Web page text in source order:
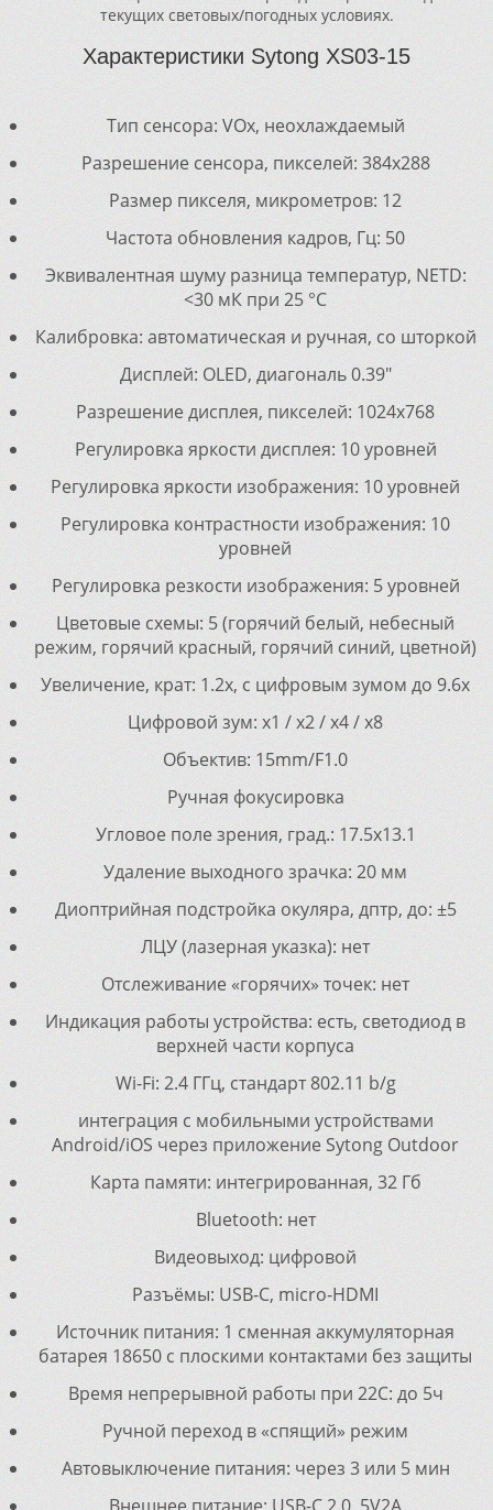
текущих световых/погодных условиях.
Характеристики Sytong XS03-15
Тип сенсора: VOx, неохлаждаемый
Разрешение сенсора, пикселей: 384x288
Размер пикселя, микрометров: 12
Частота обновления кадров, Гц: 50
Эквивалентная шуму разница температур, NETD:
<30 мК при 25 °C
Калибровка: автоматическая и ручная, со шторкой
Дисплей: OLED, диагональ 0.39"
Разрешение дисплея, пикселей: 1024x768
Регулировка яркости дисплея: 10 уровней
Регулировка яркости изображения: 10 уровней
Регулировка контрастности изображения: 10
уровней
Регулировка резкости изображения: 5 уровней
Цветовые схемы: 5 (горячий белый, небесный
режим, горячий красный, горячий синий, цветной)
Увеличение, крат: 1.2x, с цифровым зумом до 9.6x
Цифровой зум: x1 / x2 / x4 / x8
Объектив: 15mm/F1.0
Ручная фокусировка
Угловое поле зрения, град.: 17.5x13.1
Удаление выходного зрачка: 20 мм
Диоптрийная подстройка окуляра, дптр, до: ±5
ЛЦУ (лазерная указка): нет
Отслеживание «горячих» точек: нет
Индикация работы устройства: есть, светодиод в
верхней части корпуса
Wi-Fi: 2.4 ГГц, стандарт 802.11 b/g
интеграция с мобильными устройствами
Android/iOS через приложение Sytong Outdoor
Карта памяти: интегрированная, 32 Гб
Bluetooth: нет
Видеовыход: цифровой
Разъёмы: USB-C, micro-HDMI
Источник питания: 1 сменная аккумуляторная
батарея 18650 с плоскими контактами без защиты
Время непрерывной работы при 22C: до 5ч
Ручной переход в «спящий» режим
Автовыключение питания: через 3 или 5 мин